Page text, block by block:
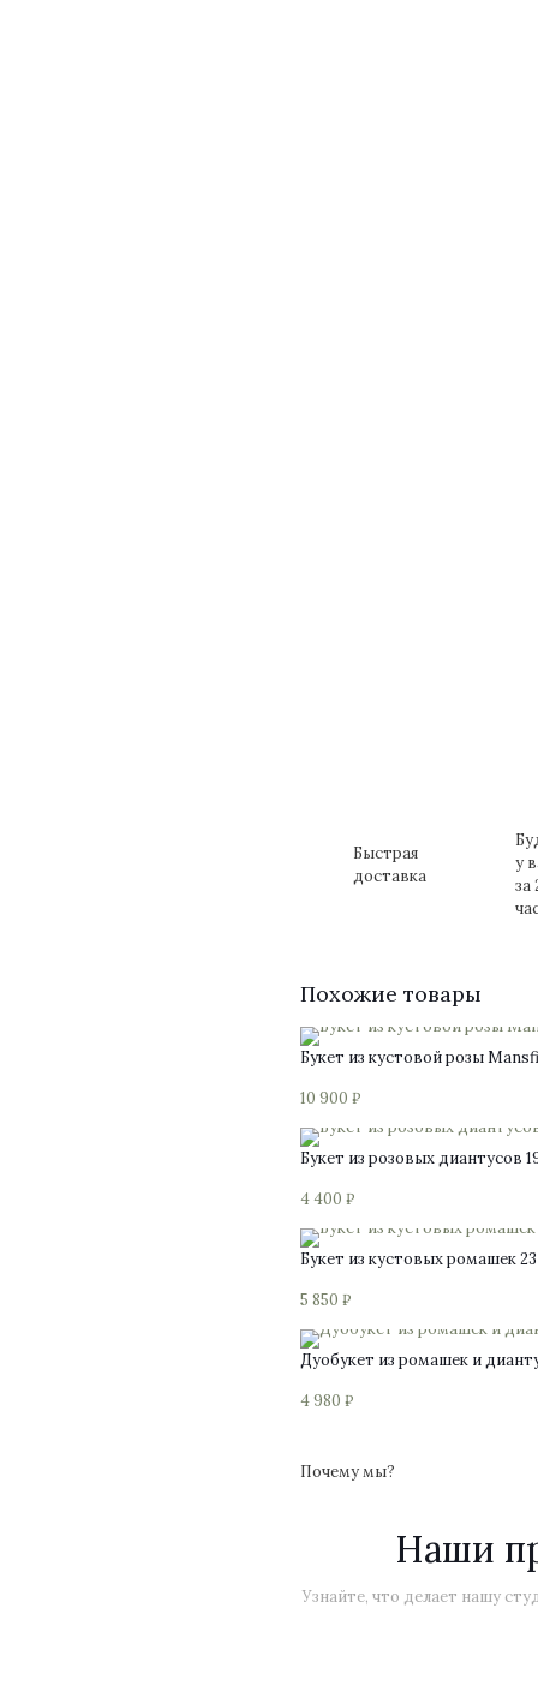
Быстрая
доставка
у
за
Похожие товары
Букет из кустовой розы
10 900 ₽
Букет из розовых диантусов
4 400 ₽
Букет из кустовых ромашек
5 850 ₽
Дуобукет из ромашек и
4 980 ₽
Почему мы?
Наши
Узнайте, что делает нашу